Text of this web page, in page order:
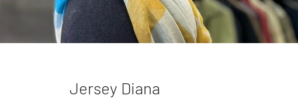
Jersey Diana